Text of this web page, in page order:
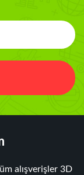
alışverişler 3D